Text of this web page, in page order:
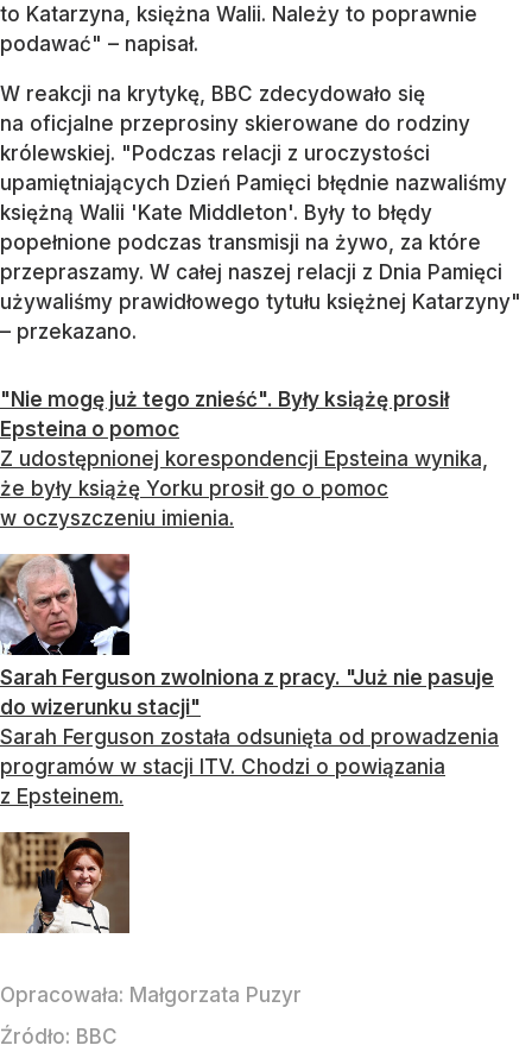
to Katarzyna, księżna Walii. Należy to poprawnie
podawać" – napisał.
W reakcji na krytykę, BBC zdecydowało się
na oficjalne przeprosiny skierowane do rodziny
królewskiej. "Podczas relacji z uroczystości
upamiętniających Dzień Pamięci błędnie nazwaliśmy
księżną Walii 'Kate Middleton'. Były to błędy
popełnione podczas transmisji na żywo, za które
przepraszamy. W całej naszej relacji z Dnia Pamięci
używaliśmy prawidłowego tytułu księżnej Katarzyny"
– przekazano.
"Nie mogę już tego znieść". Były książę prosił
Epsteina o pomoc
Z udostępnionej korespondencji Epsteina wynika,
że były książę Yorku prosił go o pomoc
w oczyszczeniu imienia.
Sarah Ferguson zwolniona z pracy. "Już nie pasuje
do wizerunku stacji"
Sarah Ferguson została odsunięta od prowadzenia
programów w stacji ITV. Chodzi o powiązania
z Epsteinem.
Opracowała: Małgorzata Puzyr
Źródło: BBC